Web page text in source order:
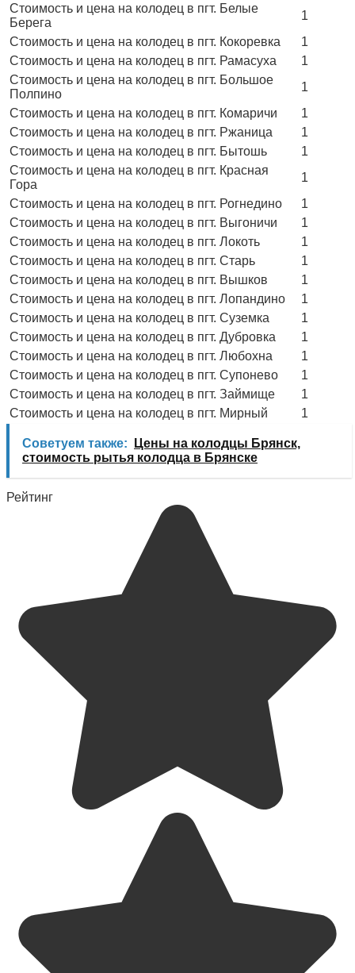
Стоимость и цена на колодец в пгт. Белые
Берега
1
Стоимость и цена на колодец в пгт. Кокоревка
1
Стоимость и цена на колодец в пгт. Рамасуха
1
Стоимость и цена на колодец в пгт. Большое
Полпино
1
Стоимость и цена на колодец в пгт. Комаричи
1
Стоимость и цена на колодец в пгт. Ржаница
1
Стоимость и цена на колодец в пгт. Бытошь
1
Стоимость и цена на колодец в пгт. Красная
Гора
1
Стоимость и цена на колодец в пгт. Рогнедино
1
Стоимость и цена на колодец в пгт. Выгоничи
1
Стоимость и цена на колодец в пгт. Локоть
1
Стоимость и цена на колодец в пгт. Старь
1
Стоимость и цена на колодец в пгт. Вышков
1
Стоимость и цена на колодец в пгт. Лопандино
1
Стоимость и цена на колодец в пгт. Суземка
1
Стоимость и цена на колодец в пгт. Дубровка
1
Стоимость и цена на колодец в пгт. Любохна
1
Стоимость и цена на колодец в пгт. Супонево
1
Стоимость и цена на колодец в пгт. Займище
1
Стоимость и цена на колодец в пгт. Мирный
1
Советуем также:
Цены на колодцы Брянск,
стоимость рытья колодца в Брянске
Рейтинг